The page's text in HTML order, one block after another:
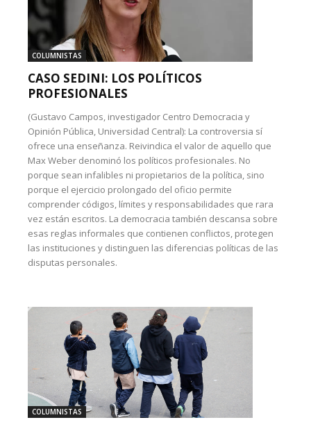
COLUMNISTAS
CASO SEDINI: LOS POLÍTICOS
PROFESIONALES
(Gustavo Campos, investigador Centro Democracia y
Opinión Pública, Universidad Central): La controversia sí
ofrece una enseñanza. Reivindica el valor de aquello que
Max Weber denominó los políticos profesionales. No
porque sean infalibles ni propietarios de la política, sino
porque el ejercicio prolongado del oficio permite
comprender códigos, límites y responsabilidades que rara
vez están escritos. La democracia también descansa sobre
esas reglas informales que contienen conflictos, protegen
las instituciones y distinguen las diferencias políticas de las
disputas personales.
COLUMNISTAS